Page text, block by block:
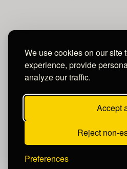
We use cookies on our site
experience, provide
analyze our traffic.
Accept
Reject non-
Preferences
MAYA MEDIA GROUP
Ubicados en Tegucigalpa -